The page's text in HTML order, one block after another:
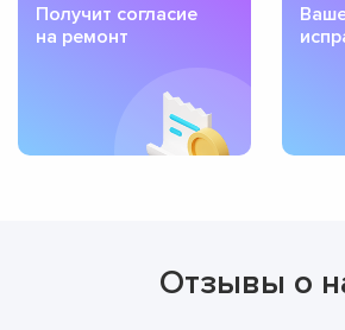
Получит согласие
на ремонт
Отзывы о